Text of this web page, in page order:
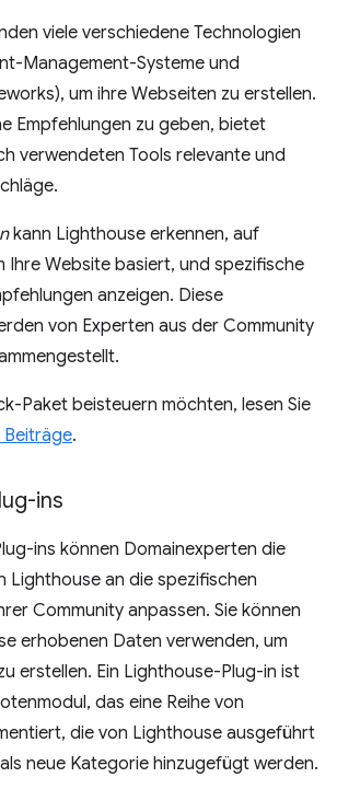
viele verschiedene Technologien
Management-Systeme und
um ihre Webseiten zu erstellen.
Empfehlungen zu geben, bietet
verwendeten Tools relevante und
kann Lighthouse erkennen, auf
Ihre Website basiert, und spezifische
anzeigen. Diese
von Experten aus der Community
Paket beisteuern möchten, lesen Sie
Beiträge.
ins
ins können Domainexperten die
Lighthouse an die spezifischen
Community anpassen. Sie können
erhobenen Daten verwenden, um
erstellen. Ein Lighthouse-Plug-in ist
das eine Reihe von
die von Lighthouse ausgeführt
neue Kategorie hinzugefügt werden.